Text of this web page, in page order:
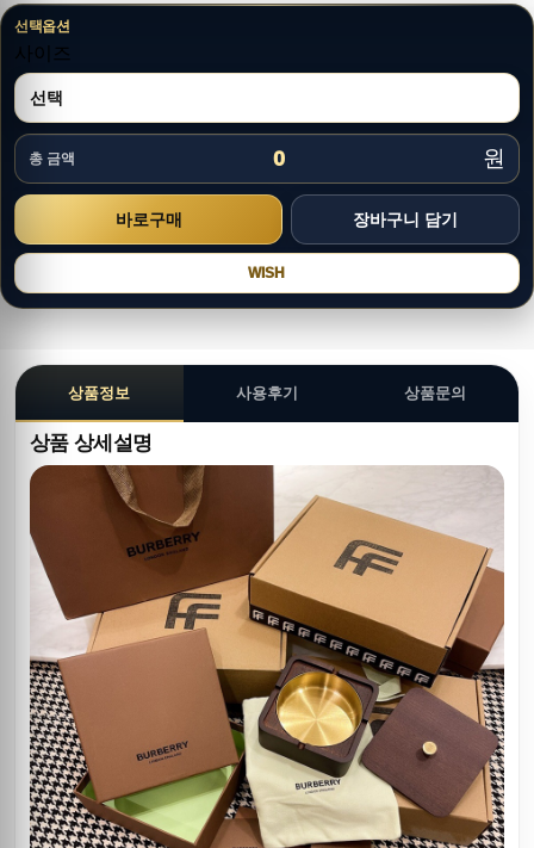
선택옵션
사이즈
총 금액 0 원
WISH
상품정보 사용후기 상품문의
상품 상세설명